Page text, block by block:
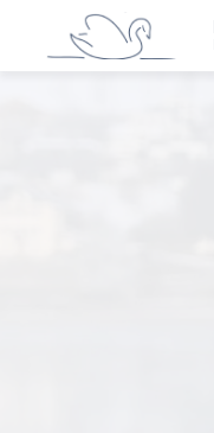
contenu